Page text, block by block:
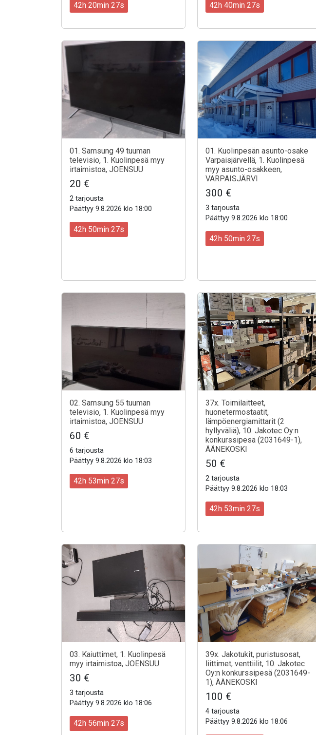
42h 20min 25s 42h 40min 25s
01. Samsung 49 tuuman
televisio, 1. Kuolinpesä myy
irtaimistoa, JOENSUU
20 €
2 tarjousta
Päättyy 9.8.2026 klo 18:00
42h 50min 25s
01. Kuolinpesän asunto-osake
Varpaisjärvellä, 1. Kuolinpesä
myy asunto-osakkeen,
VARPAISJÄRVI
300 €
3 tarjousta
Päättyy 9.8.2026 klo 18:00
42h 50min 25s
02. Samsung 55 tuuman
televisio, 1. Kuolinpesä myy
irtaimistoa, JOENSUU
60 €
6 tarjousta
Päättyy 9.8.2026 klo 18:03
42h 53min 25s
37x. Toimilaitteet,
huonetermostaatit,
lämpöenergiamittarit (2
hyllyväliä), 10. Jakotec Oy:n
konkurssipesä (2031649-1),
ÄÄNEKOSKI
50 €
2 tarjousta
Päättyy 9.8.2026 klo 18:03
42h 53min 25s
03. Kaiuttimet, 1. Kuolinpesä
myy irtaimistoa, JOENSUU
30 €
3 tarjousta
Päättyy 9.8.2026 klo 18:06
42h 56min 25s
39x. Jakotukit, puristusosat,
liittimet, venttiilit, 10. Jakotec
Oy:n konkurssipesä (2031649-
1), ÄÄNEKOSKI
100 €
4 tarjousta
Päättyy 9.8.2026 klo 18:06